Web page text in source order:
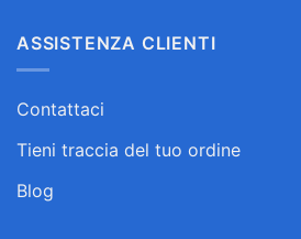
ASSISTENZA CLIENTI
Contattaci
Tieni traccia del tuo ordine
Blog